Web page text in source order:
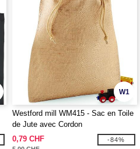
W1
Westford mill WM415 - Sac en Toile
de Jute avec Cordon
0,79 CHF
-84%